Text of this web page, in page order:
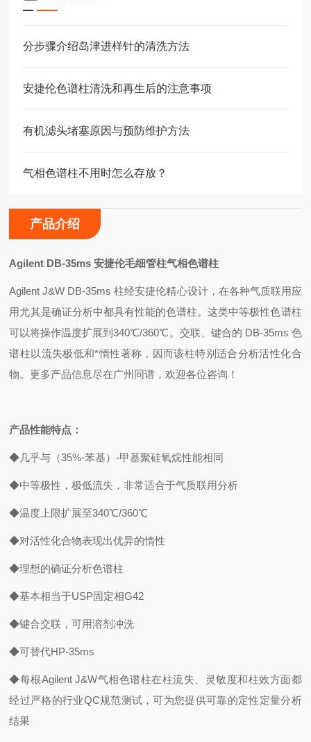
分步骤介绍岛津进样针的清洗方法
安捷伦色谱柱清洗和再生后的注意事项
有机滤头堵塞原因与预防维护方法
气相色谱柱不用时怎么存放？
产品介绍
Agilent DB-35ms安捷伦毛细管柱气相色谱柱
Agilent J&W DB-35ms柱经安捷伦精心设计，在各种气质联用应
用尤其是确证分析中都具有性能的色谱柱。这类中等极性色谱柱
可以将操作温度扩展到340℃/360℃。交联、键合的 DB-35ms 色
谱柱以流失极低和*惰性著称，因而该柱特别适合分析活性化合
物。更多产品信息尽在广州同谱，欢迎各位咨询！
产品性能特点：
◆几乎与（35%-苯基）-甲基聚硅氧烷性能相同
◆中等极性，极低流失，非常适合于气质联用分析
◆温度上限扩展至340℃/360℃
◆对活性化合物表现出优异的惰性
◆理想的确证分析色谱柱
◆基本相当于USP固定相G42
◆键合交联，可用溶剂冲洗
◆可替代HP-35ms
◆每根Agilent J&W气相色谱柱在柱流失、灵敏度和柱效方面都
经过严格的行业QC规范测试，可为您提供可靠的定性定量分析
结果